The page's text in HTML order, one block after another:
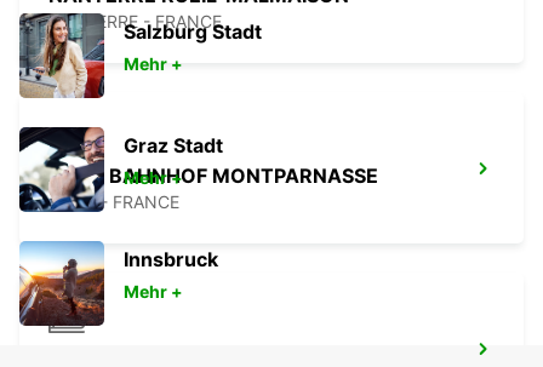
NANTERRE - FRANCE
PARIS BAHNHOF MONTPARNASSE
PARIS - FRANCE
Salzburg Stadt
Mehr +
Graz Stadt
Mehr +
Innsbruck
Mehr +